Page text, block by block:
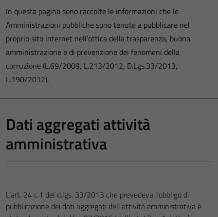
In questa pagina sono raccolte le informazioni che le
Amministrazioni pubbliche sono tenute a pubblicare nel
proprio sito internet nell’ottica della trasparenza, buona
amministrazione e di prevenzione dei fenomeni della
corruzione (L.69/2009, L.213/2012, D.Lgs.33/2013,
L.190/2012).
Dati aggregati attività
amministrativa
L’art. 24 c.1 del d.lgs. 33/2013 che prevedeva l’obbligo di
pubblicazione dei dati aggregati dell’attività amministrativa è